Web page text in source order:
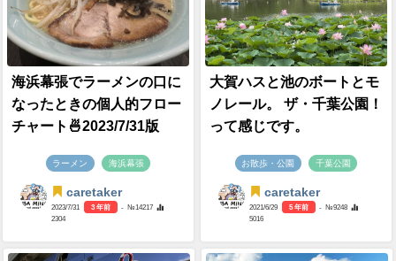
海浜幕張でラーメンの口に
なったときの個人的フロー
チャート🍜2023/7/31版
ラーメン 海浜幕張
caretaker
2023/7/31 3 年前
- №14217
2304
大賀ハスと池のボートとモ
ノレール。 ザ・千葉公園！
って感じです。
お散歩・公園 千葉公園
caretaker
2021/6/29 5 年前
- №9248
5016